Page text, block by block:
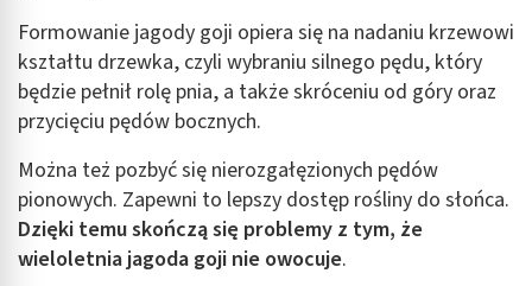
Formowanie jagody goji opiera się na nadaniu krzewowi
kształtu drzewka, czyli wybraniu silnego pędu, który
będzie pełnił rolę pnia, a także skróceniu od góry oraz
przycięciu pędów bocznych.
Można też pozbyć się nierozgałęzionych pędów
pionowych. Zapewni to lepszy dostęp rośliny do słońca.
Dzięki temu skończą się problemy z tym, że
wieloletnia jagoda goji nie owocuje.